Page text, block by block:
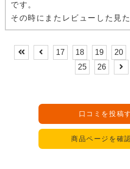
です。
その時にまたレビューした見
17 18 19 20
25
26
口コミを投稿
商品ページを確